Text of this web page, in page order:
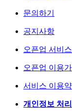
문의하기
공지사항
오픈업 서비
오픈업 이용
서비스 이용
개인정보 처